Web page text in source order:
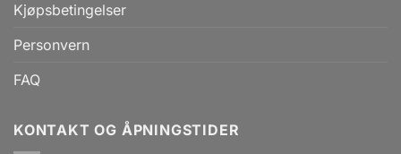
Kjøpsbetingelser
Personvern
FAQ
KONTAKT OG ÅPNINGSTIDER